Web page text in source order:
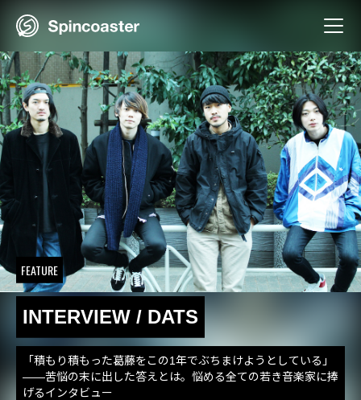
FEATURE
INTERVIEW / DATS
「積もり積もった葛藤をこの1年でぶちまけようとしている」
――苦悩の末に出した答えとは。悩める全ての若き音楽家に捧
げるインタビュー